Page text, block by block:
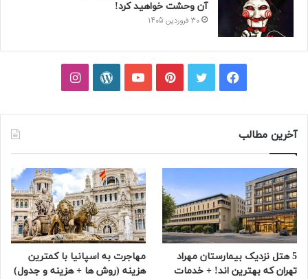
آن وحشت خواهید کرد!
30 فروردین 1405
فیسبوکتوییترپینتریستیوتیوبوردپرساینستاگرام
آخرین مطالب
5 هتل نزدیک بیمارستان مهراد
تهران که بهترین‌ اند! + خدمات
مهاجرت به اسپانیا با کمترین
هزینه (روش ها + هزینه و جدول)